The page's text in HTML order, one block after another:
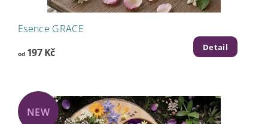
Esence GRACE
od197 Kč Detail
NEW